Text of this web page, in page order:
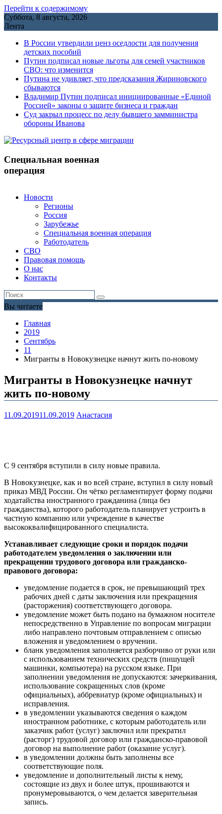
Перейти к содержимому
Суббота, 8 августа, 2026
Лента
В России утвердили ценз оседлости для получения
детских пособий
Путин подписал новые льготы для семей участников
СВО: что изменится
Путина не удивляет, что предсказания Жириновского
сбываются
Владимир Путин подписал инициированные «Единой
Россией» законы о защите бизнеса и граждан
Cуд закрыл процесс по делу бывшего замминистра
обороны Иванова
Специальная военная
операция
Новости
Регионы
Россия
Зарубежье
Специальная военная операция
Работодатель
СВО
Правовая помощь
О нас
Контакты
Вы читаете
Главная
2019
Сентябрь
11
Мигранты в Новокузнецке начнут жить по-новому
Мигранты в Новокузнецке начнут
жить по-новому
11.09.201911.09.2019 Анастасия
С 9 сентября вступили в силу новые правила.
В Новокузнецке, как и во всей стране, вступил в силу новый
приказ МВД России. Он чётко регламентирует форму подачи
ходатайства иностранного гражданина (лица без
гражданства), которого работодатель планирует устроить в
частную компанию или учреждение в качестве
высококвалифицированного специалиста.
Устанавливает следующие сроки и порядок подачи
работодателем уведомления о заключении или
прекращении трудового договора или гражданско-
правового договора:
уведомление подается в срок, не превышающий трех
рабочих дней с даты заключения или прекращения
(расторжения) соответствующего договора.
уведомление может быть подано на бумажном носителе
непосредственно в Управление по вопросам миграции
либо направлено почтовым отправлением с описью
вложения и уведомлением о вручении.
бланк уведомления заполняется разборчиво от руки или
с использованием технических средств (пишущей
машинки, компьютера) на русском языке. При
заполнении уведомления не допускаются: зачеркивания,
использование сокращенных слов (кроме
официальных), аббревиатур (кроме официальных) и
исправления.
в уведомлении указываются сведения о каждом
иностранном работнике, с которым работодатель или
заказчик работ (услуг) заключил или прекратил
(расторг) трудовой договор или гражданско-правовой
договор на выполнение работ (оказание услуг).
в уведомлении должны быть заполнены все
соответствующие поля.
уведомление и дополнительный листы к нему,
состоящие из двух и более штук, прошиваются и
пронумеровываются, о чем делается заверительная
запись.